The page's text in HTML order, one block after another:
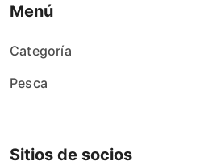
Menú
Categoría
Pesca
Sitios de socios